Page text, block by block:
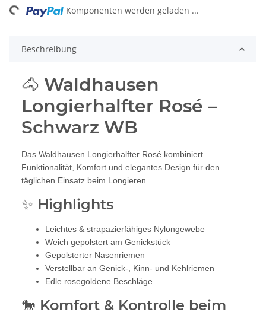
Komponenten werden geladen ...
Beschreibung
🐴 Waldhausen
Longierhalfter Rosé –
Schwarz WB
Das Waldhausen Longierhalfter Rosé kombiniert
Funktionalität, Komfort und elegantes Design für den
täglichen Einsatz beim Longieren.
✨ Highlights
Leichtes & strapazierfähiges Nylongewebe
Weich gepolstert am Genickstück
Gepolsterter Nasenriemen
Verstellbar an Genick-, Kinn- und Kehlriemen
Edle rosegoldene Beschläge
🐎 Komfort & Kontrolle beim